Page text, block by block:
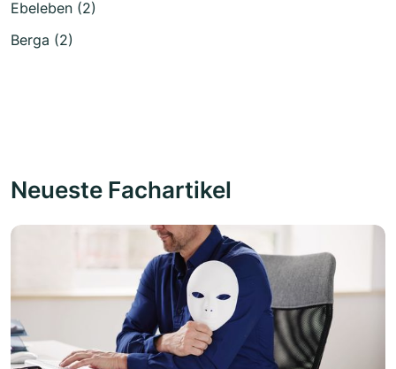
Ebeleben (2)
Berga (2)
Neueste Fachartikel